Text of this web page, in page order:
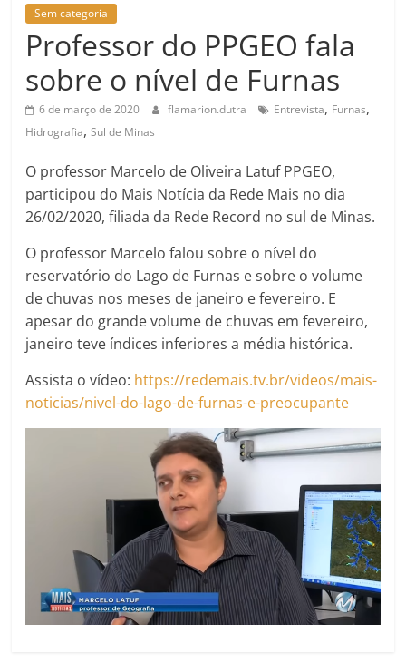
Sem categoria
Professor do PPGEO fala
sobre o nível de Furnas
6 de março de 2020 flamarion.dutra Entrevista, Furnas,
Hidrografia,Sul de Minas
O professor Marcelo de Oliveira Latuf PPGEO,
participou do Mais Notícia da Rede Mais no dia
26/02/2020, filiada da Rede Record no sul de Minas.
O professor Marcelo falou sobre o nível do
reservatório do Lago de Furnas e sobre o volume
de chuvas nos meses de janeiro e fevereiro. E
apesar do grande volume de chuvas em fevereiro,
janeiro teve índices inferiores a média histórica.
Assista o vídeo: https://redemais.tv.br/videos/mais-
noticias/nivel-do-lago-de-furnas-e-preocupante